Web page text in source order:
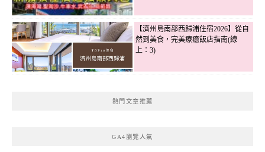
【濟州島南部西歸浦住宿2026】從自
然到美食，完美療癒飯店指南(線
上：3)
熱門文章推薦
GA4瀏覽人氣